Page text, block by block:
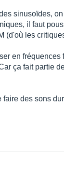
sinusoïdes,
il faut
(d'où les
en
ça fait partie
des sons